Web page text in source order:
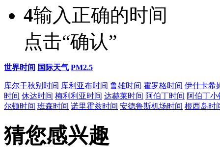
4输入正确的时间
点击“确认”
世界时间 国际天气 PM2.5
库尔干秋别时间 库利亚布时间 鲁雄时间 霍罗格时间 伊什卡希
时间 休达时间 梅利利亚时间 达赫莱时间 阿伯丁时间 阿伯丁
尔顿时间 班森时间 诺里霍兹时间 安德鲁斯机场时间 根西岛时
猜您感兴趣